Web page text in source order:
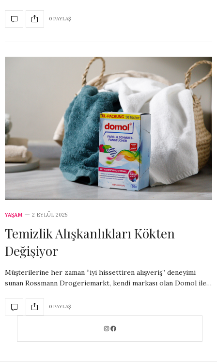
0 PAYLAŞ
YAŞAM 2 EYLÜL 2025
Temizlik Alışkanlıkları Kökten
Değişiyor
Müşterilerine her zaman “iyi hissettiren alışveriş” deneyimi
sunan Rossmann Drogeriemarkt, kendi markası olan Domol ile…
0 PAYLAŞ